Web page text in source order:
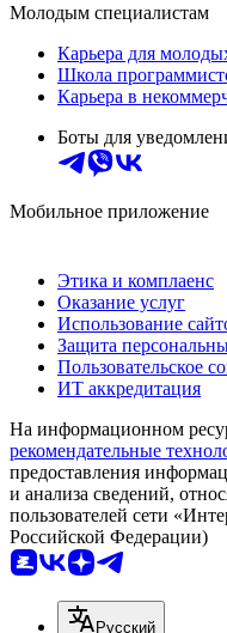
Молодым специалистам
Карьера для
Школа
Карьера в
Боты для
Мобильное приложение
Этика и комплаенс
Оказание услуг
Использование
Защита
Пользовательское
ИТ аккредитация
На информационном
рекомендательные
предоставления
и анализа сведений,
пользователей сети
Российской Федерации)
Русский